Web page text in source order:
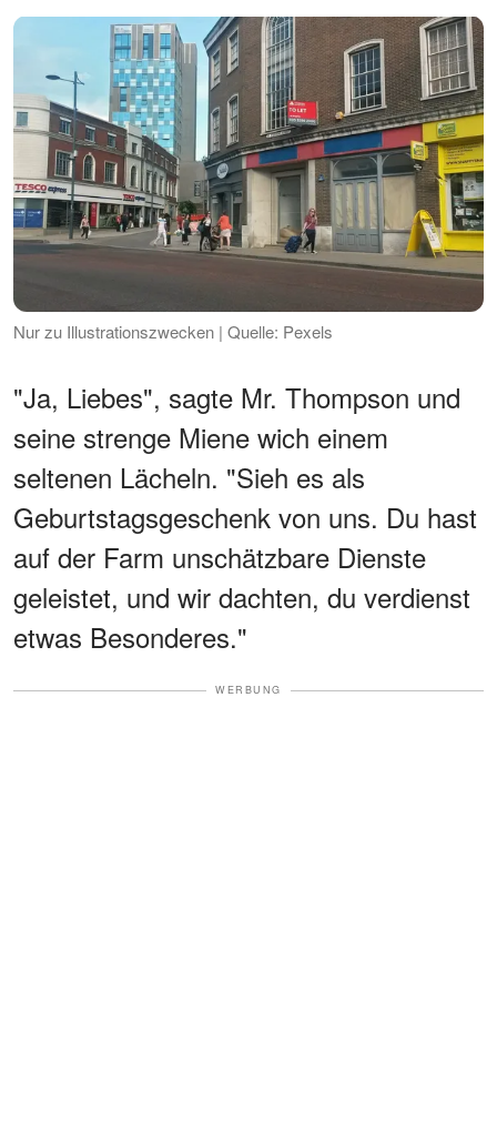
Nur zu Illustrationszwecken | Quelle: Pexels
"Ja, Liebes", sagte Mr. Thompson und
seine strenge Miene wich einem
seltenen Lächeln. "Sieh es als
Geburtstagsgeschenk von uns. Du hast
auf der Farm unschätzbare Dienste
geleistet, und wir dachten, du verdienst
etwas Besonderes."
WERBUNG